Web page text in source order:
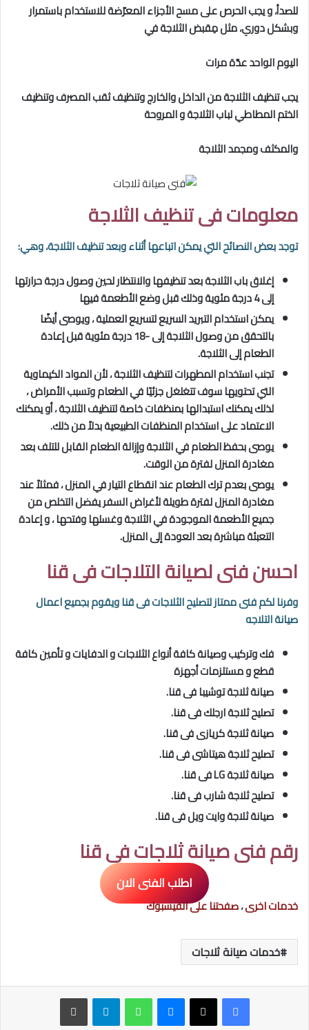
للصدأ، و يجب الحرص على مسح الأجزاء المعرّضة للاستخدام باستمرار
وبشكل دوري، مثل مِقبض الثلاجة في
اليومالواحد عدّة مرات
يجب تنظيف الثلاجة من الداخل والخارج وتنظيف ثقب المصرف وتنظيف
الختم المطاطي لباب الثلاجة و المروحة
والمكثف ومجمد الثلاجة
معلومات فى تنظيف الثلاجة
توجد بعض النصائح التي يمكن اتباعها أثناء وبعد تنظيف الثلاجة، وهي:
إغلاق باب الثلاجة بعد تنظيفها والانتظار لحين وصول درجة حرارتها
إلى 4 درجة مئوية وذلك قبل وضع الأطعمة فيها
يمكن استخدام التبريد السريع لتسريع العملية ، ويوصى أيضًا
بالتحقق من وصول الثلاجة إلى -18 درجة مئوية قبل إعادة
الطعام إلى الثلاجة.
تجنب استخدام المطهرات لتنظيف الثلاجة ، لأن المواد الكيماوية
التي تحتويها سوف تتغلغل جزئيًا في الطعام وتسبب الأمراض ،
لذلك يمكنك استبدالها بمنظفات خاصة لتنظيف الثلاجة ، أو يمكنك
الاعتماد على استخدام المنظفات الطبيعية بدلاً من ذلك.
يوصى بحفظ الطعام في الثلاجة وإزالة الطعام القابل للتلف بعد
مغادرة المنزل لفترة من الوقت.
يوصى بعدم ترك الطعام عند انقطاع التيار في المنزل ، فمثلاً عند
مغادرة المنزل لفترة طويلة لأغراض السفر يفضل التخلص من
جميع الأطعمة الموجودة في الثلاجة وغسلها وفتحها ، و إعادة
التعبئة مباشرة بعد العودة إلى المنزل.
احسن فنى لصيانة التلاجات فى قنا
وفرنا لكم فنى ممتاز لتصليح الثلاجات فى قناويقوم بجميع اعمال
صيانة التلاجه
فك وتركيب وصيانة كافة أنواع الثلاجات و الدفايات و تأمين كافة
قطع و مستلزمات أجهزة
صيانة ثلاجة توشيبا فى قنا.
تصليح ثلاجة ارجلك فى قنا.
صيانة ثلاجة كريازى فى قنا.
تصليحثلاجة هيتاشى فى قنا.
صيانة ثلاجة LG فى قنا.
تصليحثلاجة شارب فى قنا.
صيانة ثلاجة وايت ويل فى قنا.
رقم فنى صيانة ثلاجات فى قنا
اطلب الفنى الان
خدمات اخرى،صفحتنا على الفيسبوك
خدمات صيانة ثلاجات
واتساب تيلقرام